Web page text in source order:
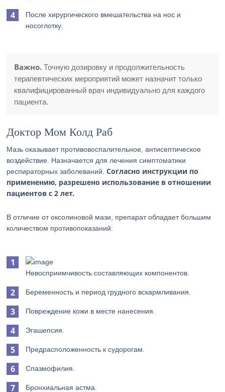
После хирургического вмешательства на нос и
носоглотку.
Важно. Точную дозировку и продолжительность
терапевтических мероприятий может назначит только
квалифицированный врач индивидуально для каждого
пациента.
Доктор Мом Колд Раб
Мазь оказывает противовоспалительное, антисептическое
воздействие. Назначается для лечения симптоматики
респираторных заболеваний.Согласно инструкции по
применению, разрешено использование в отношении
пациентов с 2 лет.
В отличие от оксолиновой мази, препарат обладает большим
количеством противопоказаний:
Невосприимчивость составляющих компонентов.
Беременность и период грудного вскармливания.
Повреждение кожи в месте нанесения.
Эгашепсия.
Предрасположенность к судорогам.
Спазмофилия.
Бронхиальная астма.